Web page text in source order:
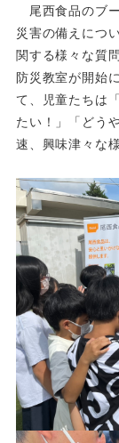
尾西食品のブー
災害の備えにつ
関する様々な質
防災教室が開始
て、児童たちは
たい！」「どう
速、興味津々な